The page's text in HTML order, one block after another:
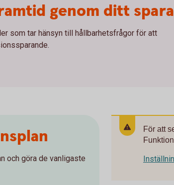
genom ditt
som tar hänsyn till hållbarhetsfrågor för att
och göra de vanligaste
För att